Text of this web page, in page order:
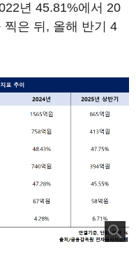
년 45.81%에서 20
찍은 뒤, 올해 반기 4